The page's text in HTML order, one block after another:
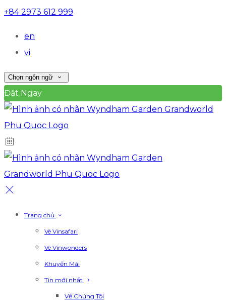
+84 2973 612 999
en
vi
Chọn ngôn ngữ
Đặt Ngay
Trang chủ
Vé Vinsafari
Vé Vinwonders
Khuyến Mãi
Tin mới nhất
Về Chúng Tôi